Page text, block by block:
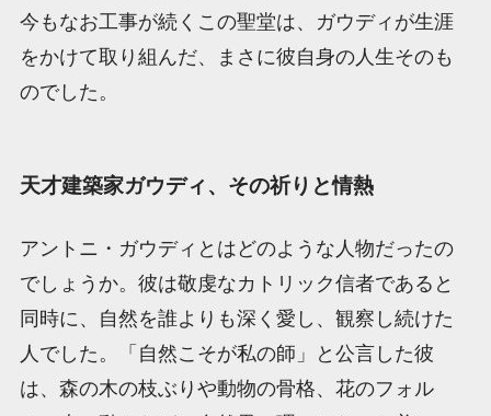
今もなお工事が続くこの聖堂は、ガウディが生涯
をかけて取り組んだ、まさに彼自身の人生そのも
のでした。
天才建築家ガウディ、その祈りと情熱
アントニ・ガウディとはどのような人物だったの
でしょうか。彼は敬虔なカトリック信者であると
同時に、自然を誰よりも深く愛し、観察し続けた
人でした。「自然こそが私の師」と公言した彼
は、森の木の枝ぶりや動物の骨格、花のフォル